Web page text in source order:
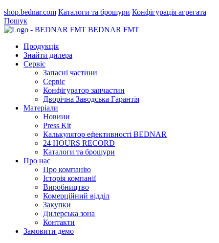
shop.bednar.com Каталоги та брошури Конфігурація агрегата
Пошук
BEDNAR FMT
Продукція
Знайти дилера
Сервіс
Запасні частини
Сервіс
Конфігуратор запчастин
Дворічна Заводська Гарантія
Матеріали
Новини
Press Kit
Калькулятор ефективності BEDNAR
24 HOURS RECORD
Каталоги та брошури
Про нас
Про компанію
Історія компанії
Виробництво
Комерційний відділ
Закупки
Дилерська зона
Контакти
Замовити демо